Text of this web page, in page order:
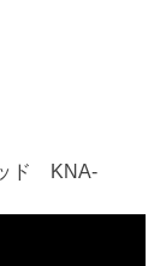
ド KNA-